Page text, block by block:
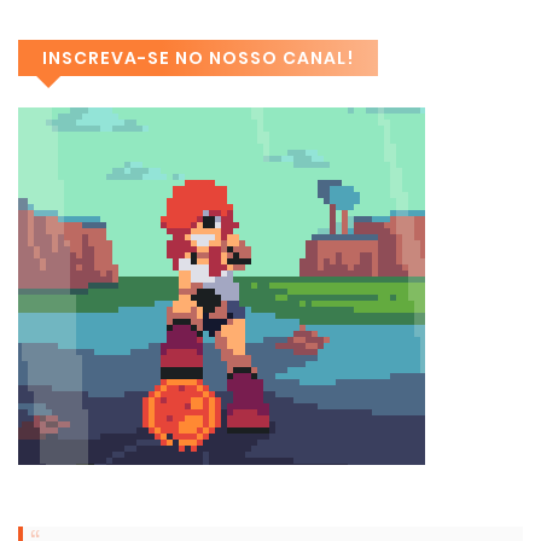
INSCREVA-SE NO NOSSO CANAL!